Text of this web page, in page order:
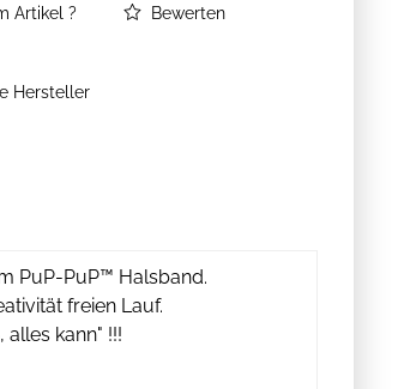
Artikel ? Bewerten
Hersteller
PuP-PuP™ Halsband.
freien Lauf.
kann" !!!